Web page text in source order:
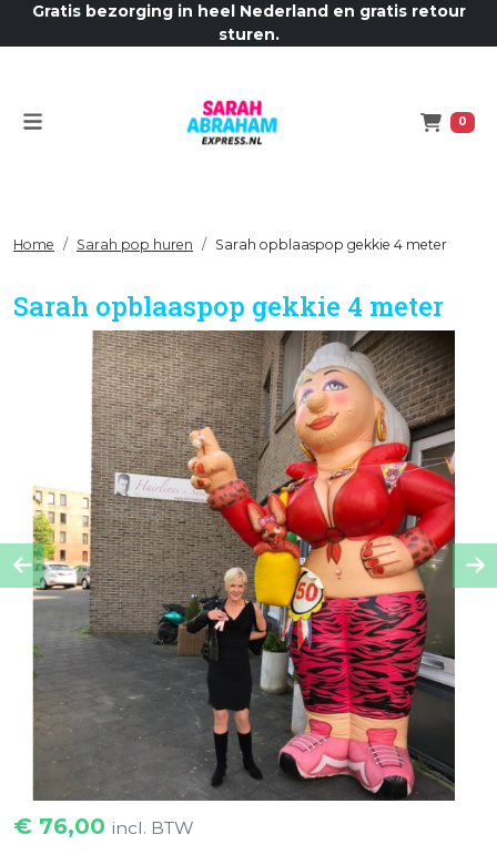
Gratis bezorging in heel Nederland en gratis retour
sturen.
Menu 0
Home Sarah pop huren Sarah opblaaspop gekkie 4 meter
Sarah opblaaspop gekkie 4 meter
€ 76,00 incl. BTW
Previous